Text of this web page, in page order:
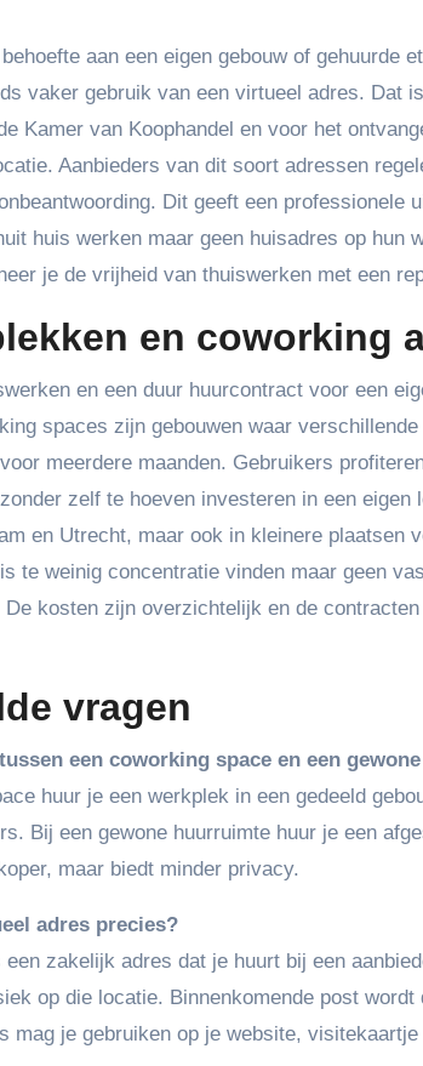
aan een eigen gebouw of gehuurde
vaker gebruik van een virtueel adres. Dat
Kamer van Koophandel en voor het
Aanbieders van dit soort adressen
Dit geeft een professionele
huis werken maar geen huisadres op hun
je de vrijheid van thuiswerken met een
en coworking
en een duur huurcontract voor een
spaces zijn gebouwen waar
meerdere maanden. Gebruikers
zelf te hoeven investeren in een
en Utrecht, maar ook in kleinere plaatsen
te weinig concentratie vinden maar geen
kosten zijn overzichtelijk en de
vragen
een coworking space en een
huur je een werkplek in een gedeeld
Bij een gewone huurruimte huur je een
maar biedt minder privacy.
adres precies?
zakelijk adres dat je huurt bij een
op die locatie. Binnenkomende post
mag je gebruiken op je website,